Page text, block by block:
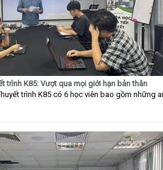
trình K85: Vượt qua mọi giới hạn bản thân
trình K85 có 6 học viên bao gồm những